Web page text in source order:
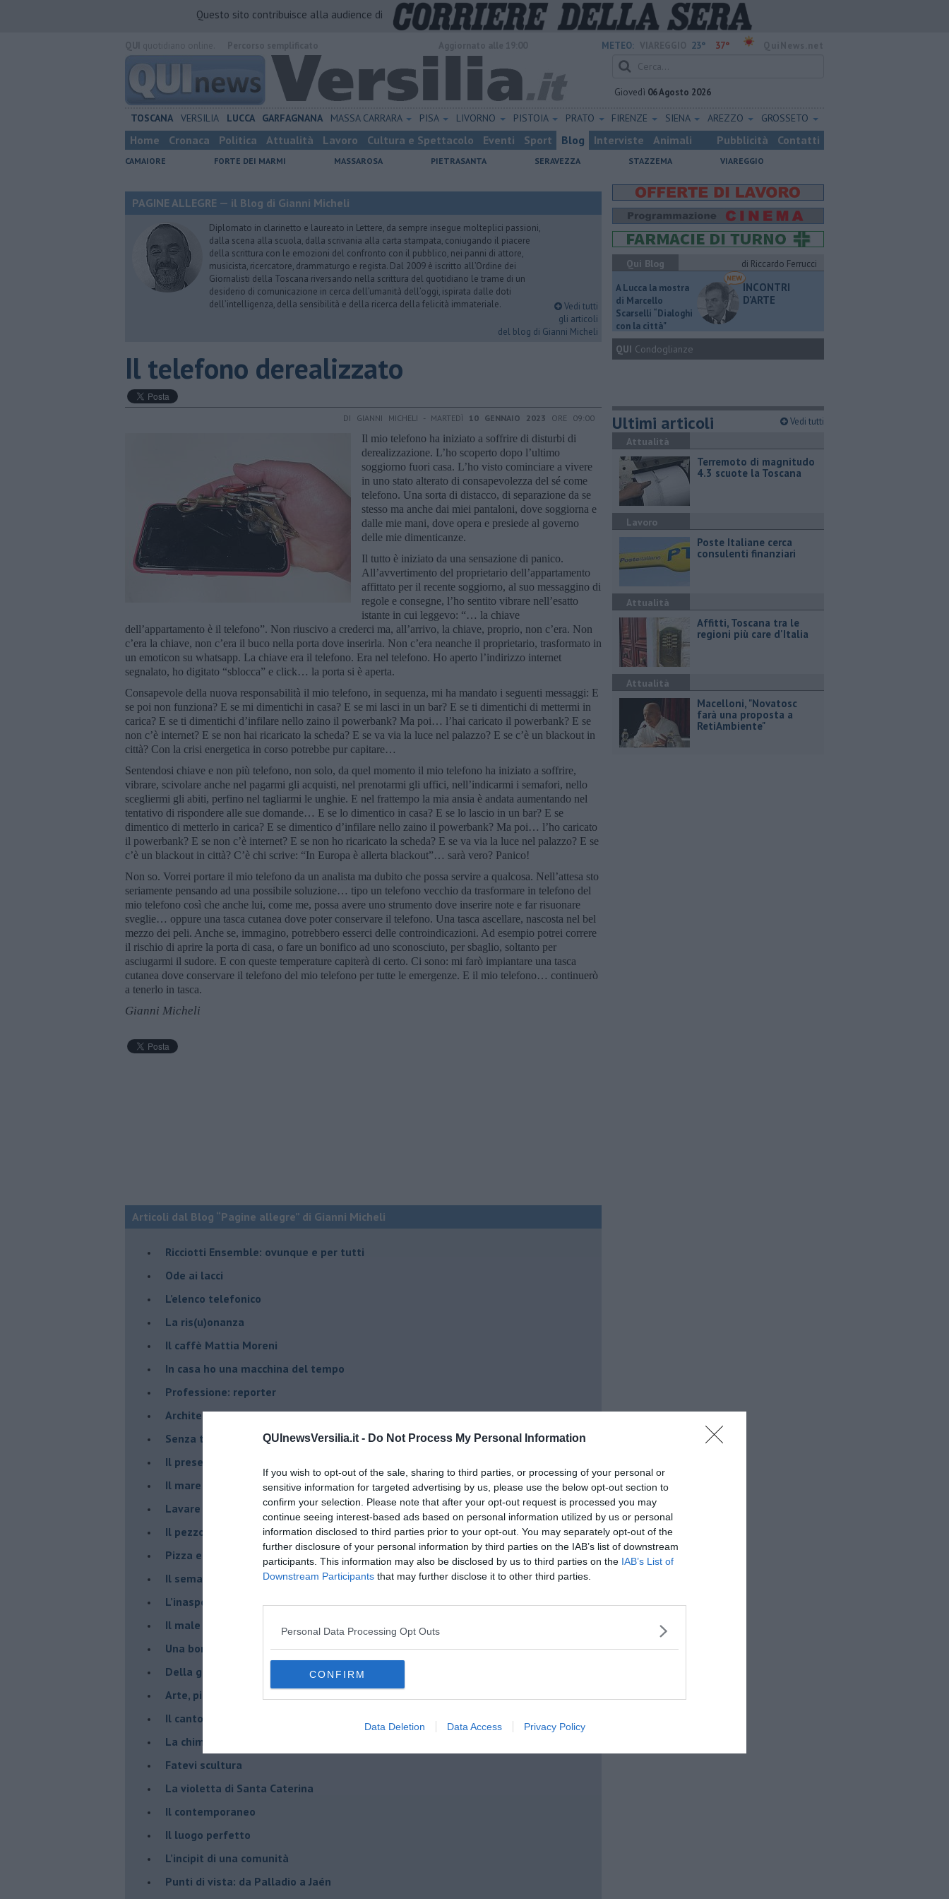
QUInewsVersilia.it - Do Not Process My Personal Information
If you wish to opt-out of the sale, sharing to third parties, or processing of your personal or
sensitive information for targeted advertising by us, please use the below opt-out section to
confirm your selection. Please note that after your opt-out request is processed you may
continue seeing interest-based ads based on personal information utilized by us or personal
information disclosed to third parties prior to your opt-out. You may separately opt-out of the
further disclosure of your personal information by third parties on the IAB’s list of downstream
participants. This information may also be disclosed by us to third parties on the IAB’s List of
Downstream Participants that may further disclose it to other third parties.
Personal Data Processing Opt Outs
CONFIRM
Data Deletion Data Access Privacy Policy
Questo sito contribuisce alla audience di
METEO: 23° 37°
Giovedì 06 Agosto 2026
TOSCANA VERSILIA LUCCA GARFAGNANA MASSA CARRARA PISA LIVORNO PISTOIA PRATO FIRENZE SIENA AREZZO GROSSETO
Home Cronaca Politica Attualità Lavoro Cultura e Spettacolo Eventi Sport Blog Interviste Animali Pubblicità Contatti
CAMAIORE FORTE DEI MARMI MASSAROSA PIETRASANTA SERAVEZZA STAZZEMA VIAREGGIO
PAGINE ALLEGRE — il Blog di Gianni Micheli
Diplomato in clarinetto e laureato in Lettere, da sempre insegue molteplici passioni,
dalla scena alla scuola, dalla scrivania alla carta stampata, coniugando il piacere
della scrittura con le emozioni del confronto con il pubblico, nei panni di attore,
musicista, ricercatore, drammaturgo e regista. Dal 2009 è iscritto all’Ordine dei
Giornalisti della Toscana riversando nella scrittura del quotidiano le trame di un
desiderio di comunicazione in cerca dell’umanità dell’oggi, ispirata dalle doti
dell’intelligenza, della sensibilità e della ricerca della felicità immateriale.
Vedi tutti
gli articoli
del blog di Gianni Micheli
Il telefono derealizzato
DI GIANNI MICHELI - MARTEDÌ 10 GENNAIO 2023 ORE 09:00
Il mio telefono ha iniziato a soffrire di disturbi di
derealizzazione. L’ho scoperto dopo l’ultimo
soggiorno fuori casa. L’ho visto cominciare a vivere
in uno stato alterato di consapevolezza del sé come
telefono. Una sorta di distacco, di separazione da se
stesso ma anche dai miei pantaloni, dove soggiorna e
dalle mie mani, dove opera e presiede al governo
delle mie dimenticanze.
Il tutto è iniziato da una sensazione di panico.
All’avvertimento del proprietario dell’appartamento
affittato per il recente soggiorno, al suo messaggino di
regole e consegne, l’ho sentito vibrare nell’esatto
istante in cui leggevo: “… la chiave
dell’appartamento è il telefono”. Non riuscivo a crederci ma, all’arrivo, la chiave, proprio, non c’era. Non
c’era la chiave, non c’era il buco nella porta dove inserirla. Non c’era neanche il proprietario, trasformato in
un emoticon su whatsapp. La chiave era il telefono. Era nel telefono. Ho aperto l’indirizzo internet
segnalato, ho digitato “sblocca” e click… la porta si è aperta.
Consapevole della nuova responsabilità il mio telefono, in sequenza, mi ha mandato i seguenti messaggi: E
se poi non funziona? E se mi dimentichi in casa? E se mi lasci in un bar? E se ti dimentichi di mettermi in
carica? E se ti dimentichi d’infilare nello zaino il powerbank? Ma poi… l’hai caricato il powerbank? E se
non c’è internet? E se non hai ricaricato la scheda? E se va via la luce nel palazzo? E se c’è un blackout in
città? Con la crisi energetica in corso potrebbe pur capitare…
Sentendosi chiave e non più telefono, non solo, da quel momento il mio telefono ha iniziato a soffrire,
vibrare, scivolare anche nel pagarmi gli acquisti, nel prenotarmi gli uffici, nell’indicarmi i semafori, nello
scegliermi gli abiti, perfino nel tagliarmi le unghie. E nel frattempo la mia ansia è andata aumentando nel
tentativo di rispondere alle sue domande… E se lo dimentico in casa? E se lo lascio in un bar? E se
dimentico di metterlo in carica? E se dimentico d’infilare nello zaino il powerbank? Ma poi… l’ho caricato
il powerbank? E se non c’è internet? E se non ho ricaricato la scheda? E se va via la luce nel palazzo? E se
c’è un blackout in città? C’è chi scrive: “In Europa è allerta blackout”… sarà vero? Panico!
Non so. Vorrei portare il mio telefono da un analista ma dubito che possa servire a qualcosa. Nell’attesa sto
seriamente pensando ad una possibile soluzione… tipo un telefono vecchio da trasformare in telefono del
mio telefono così che anche lui, come me, possa avere uno strumento dove inserire note e far risuonare
sveglie… oppure una tasca cutanea dove poter conservare il telefono. Una tasca ascellare, nascosta nel bel
mezzo dei peli. Anche se, immagino, potrebbero esserci delle controindicazioni. Ad esempio potrei correre
il rischio di aprire la porta di casa, o fare un bonifico ad uno sconosciuto, per sbaglio, soltanto per
asciugarmi il sudore. E con queste temperature capiterà di certo. Ci sono: mi farò impiantare una tasca
cutanea dove conservare il telefono del mio telefono per tutte le emergenze. E il mio telefono… continuerò
a tenerlo in tasca.
Gianni Micheli
Articoli dal Blog “Pagine allegre” di Gianni Micheli
​Ricciotti Ensemble: ovunque e per tutti
Ode ai lacci
​L’elenco telefonico
​La ris(u)onanza
​Il caffè Mattia Moreni
​In casa ho una macchina del tempo
Professione: reporter
Architettura che abbaglia
​Senza tasche, un po’ come me
​Il presepe di San Martino
​Il mare d’autunno
​Lavare la coscienza
​Il pezzo di legno
​Pizza e birra
​Il semaforo rosso
​L’inaspettato
​Il male è zucchero
​Una borraccia olfattiva, grazie
​Della gentilezza di Carofiglio
Arte, piacere e Pinacoteca di Brera
​Il canto di chi trema
La chimeraviglia
​Fatevi scultura
​La violetta di Santa Caterina
​Il contemporaneo
​Il luogo perfetto
​L’incipit di una comunità
Punti di vista: da Palladio a Jaén
Qui Blog
di Riccardo Ferrucci
A Lucca la mostra
di Marcello
Scarselli “Dialoghi
con la città"
INCONTRI
D'ARTE
QUI Condoglianze
Ultimi articoli Vedi tutti
Attualità
Terremoto di magnitudo
4.3 scuote la Toscana
Lavoro
Poste Italiane cerca
consulenti finanziari
Attualità
Affitti, Toscana tra le
regioni più care d'Italia
Attualità
Macelloni, "Novatosc
farà una proposta a
RetiAmbiente"